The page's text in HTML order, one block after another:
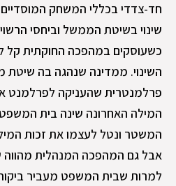
חד-צדדי בכללי המשחק
שינוי בשיטת הממשל וביחסי
כשעוסקים במהפכה החוקתית קל
השינוי. ממדינה שנהגה בה
פרלמנטרית שהעניקה לפרלמנט
המילה האחרונה שינה בית
המשטר ונטל לעצמו את זכות
אבל גם המהפכה המנהלית מהווה
למרות שבית המשפט מעביר